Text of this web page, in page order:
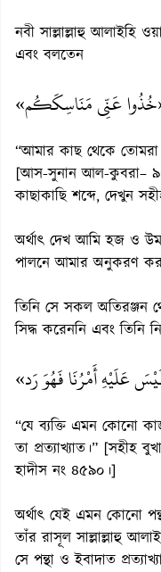
নবী সাল্লাল্লাহু আলাইহি
এবং বলতেন
عَنِّى مَنَاسِكَكُم»
“আমার কাছ থেকে
[আস-সুনান আল-কুবরা–
কাছাকাছি শব্দে, দেখুন
অর্থাৎ দেখ আমি হজ ও
পালনে আমার অনুকরণ
তিনি সে সকল অতিরঞ্জন
সিদ্ধ করেননি এবং তিনি
عَلَيْهِ أَمْرُنَا فَهُوَ رَد»
“যে ব্যক্তি এমন কোনো
তা প্রত্যাখ্যাত।” [সহীহ
হাদীস নং ৪৫৯০।]
অর্থাৎ যেই এমন কোনো
তাঁর রাসূল সাল্লাল্লাহু
সে পন্থা ও ইবাদাত